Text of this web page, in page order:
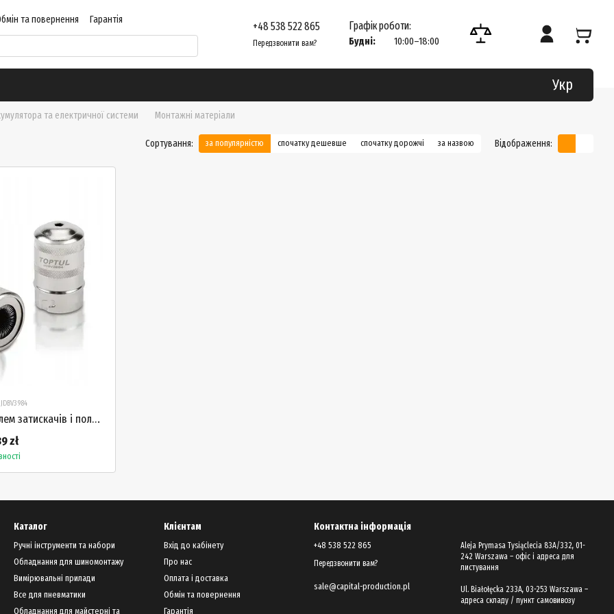
та повернення
Гарантія
Контактна інформація Відгуки про магазин
+48 538 522 865
Передзвонити вам?
Графік роботи:
Будні: 10:00–18:00
Укр
та електричної системи Монтажні матеріали
Сортування: за популярністю спочатку дешевше спочатку дорожчі за назвою Відображення:
Щітка для очищення клем затискачів і полюсів акумулятора TOPTUL JDBV3984
zł
Каталог
Ручні інструменти та набори
Обладнання для шиномонтажу
Вимірювальні прилади
Все для пневматики
Обладнання для майстерні та
Клієнтам
Вхід до кабінету
Про нас
Оплата і доставка
Обмін та повернення
Гарантія
Контактна інформація
+48 538 522 865
Передзвонити вам?
sale@capital-production.pl
Aleja Prymasa Tysiąclecia 83A/332, 01-
242 Warszawa – офіс і адреса для
листування
Ul. Białołęcka 233A, 03-253 Warszawa –